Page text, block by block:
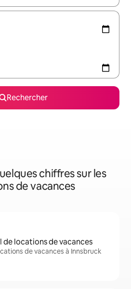
Rechercher
chiffres sur les
de vacances
locations de vacances
de vacances à Innsbruck